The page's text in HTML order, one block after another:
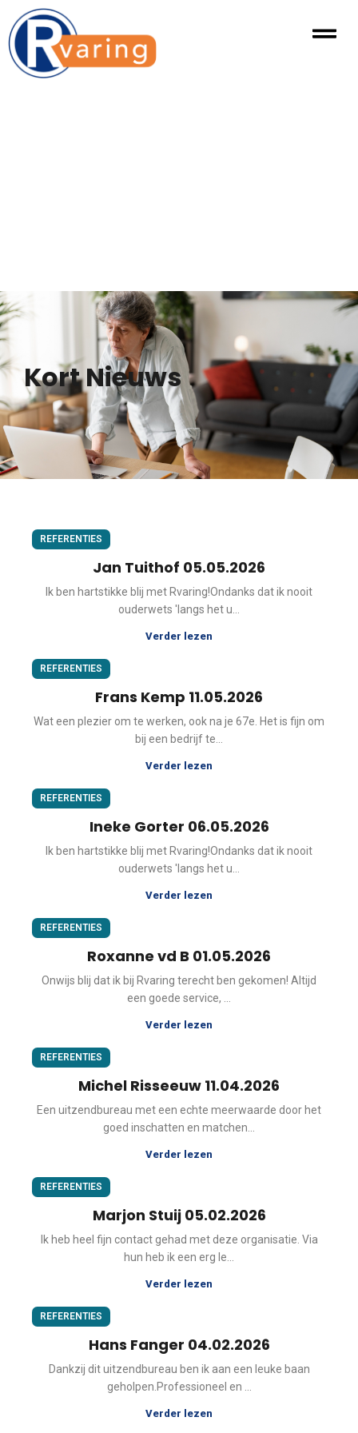
Kort Nieuws
REFERENTIES
Jan Tuithof 05.05.2026
Ik ben hartstikke blij met Rvaring!Ondanks dat ik nooit
ouderwets 'langs het u...
Verder lezen
REFERENTIES
Frans Kemp 11.05.2026
Wat een plezier om te werken, ook na je 67e. Het is fijn om
bij een bedrijf te...
Verder lezen
REFERENTIES
Ineke Gorter 06.05.2026
Ik ben hartstikke blij met Rvaring!Ondanks dat ik nooit
ouderwets 'langs het u...
Verder lezen
REFERENTIES
Roxanne vd B 01.05.2026
Onwijs blij dat ik bij Rvaring terecht ben gekomen! Altijd
een goede service, ...
Verder lezen
REFERENTIES
Michel Risseeuw 11.04.2026
Een uitzendbureau met een echte meerwaarde door het
goed inschatten en matchen...
Verder lezen
REFERENTIES
Marjon Stuij 05.02.2026
Ik heb heel fijn contact gehad met deze organisatie. Via
hun heb ik een erg le...
Verder lezen
REFERENTIES
Hans Fanger 04.02.2026
Dankzij dit uitzendbureau ben ik aan een leuke baan
geholpen.Professioneel en ...
Verder lezen